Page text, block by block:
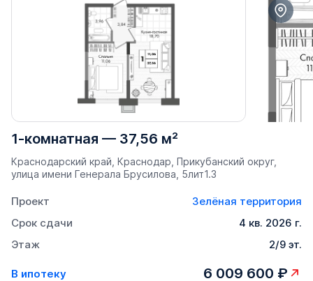
1-комнатная — 37,56 м²
Краснодарский край, Краснодар, Прикубанский округ,
улица имени Генерала Брусилова, 5лит1.3
Проект
Зелёная территория
Срок сдачи
4 кв. 2026 г.
Этаж
2/9 эт.
В ипотеку
6 009 600 ₽